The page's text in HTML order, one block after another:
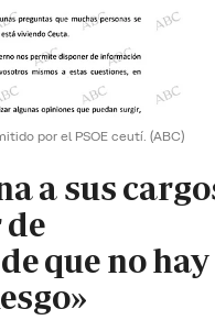
por el PSOE ceutí. (ABC)
a sus
que no hay